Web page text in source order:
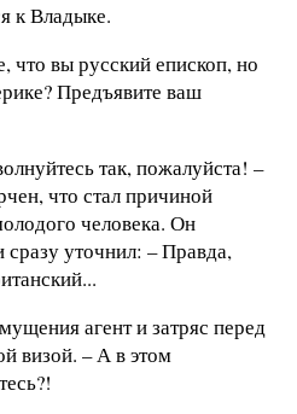
к Владыке.
что вы русский епископ, но
Предъявите ваш
так, пожалуйста! –
что стал причиной
человека. Он
уточнил: – Правда,
агент и затряс перед
визой. – А в этом